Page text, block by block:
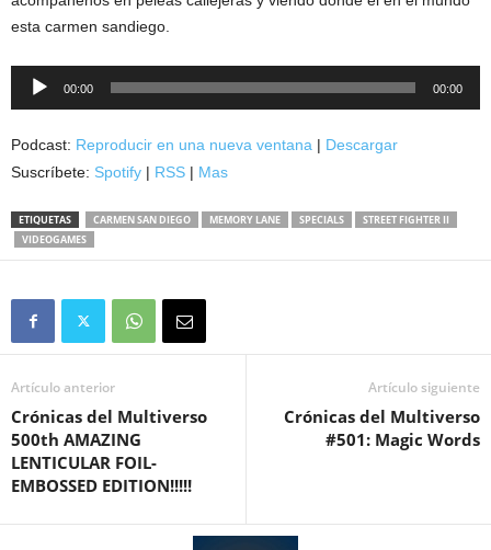
esta carmen sandiego.
Reproductor
00:00 00:00
Podcast: Reproducir en una nueva ventana | Descargar
Suscríbete: Spotify | RSS | Mas
ETIQUETAS CARMEN SAN DIEGO MEMORY LANE SPECIALS
STREET FIGHTER II
VIDEOGAMES
Artículo anterior
Crónicas del Multiverso
500th AMAZING
LENTICULAR FOIL-
EMBOSSED EDITION!!!!!
Artículo siguiente
Crónicas del Multiverso
#501: Magic Words